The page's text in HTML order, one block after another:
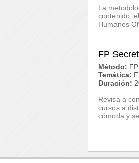
La
contenido,
Humanos
FP
Método:
Temática:
Duración:
Revisa a
cursos a
cómoda y